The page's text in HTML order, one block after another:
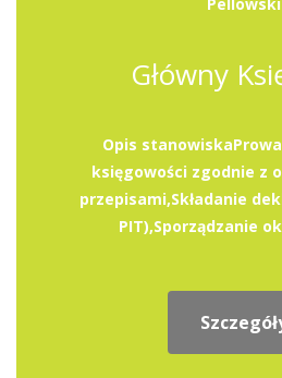
Główny
Opis
księgowości zgodnie z
przepisami,Składanie
PIT),Sporządzanie